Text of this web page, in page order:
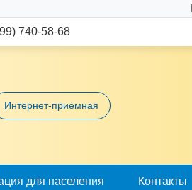
740-58-68
Интернет-приемная
для населения Контакты